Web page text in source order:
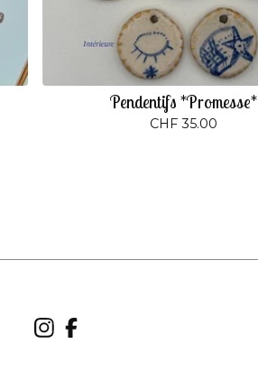
Pendentifs *Promesse*
CHF 35.00